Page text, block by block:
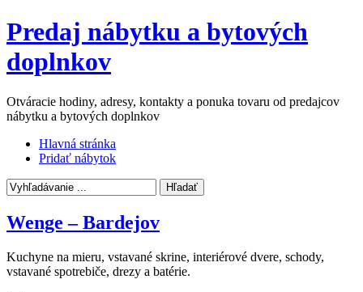
Predaj nábytku a bytových
doplnkov
Otváracie hodiny, adresy, kontakty a ponuka tovaru od predajcov
nábytku a bytových doplnkov
Hlavná stránka
Pridať nábytok
Wenge – Bardejov
Kuchyne na mieru, vstavané skrine, interiérové dvere, schody,
vstavané spotrebiče, drezy a batérie.